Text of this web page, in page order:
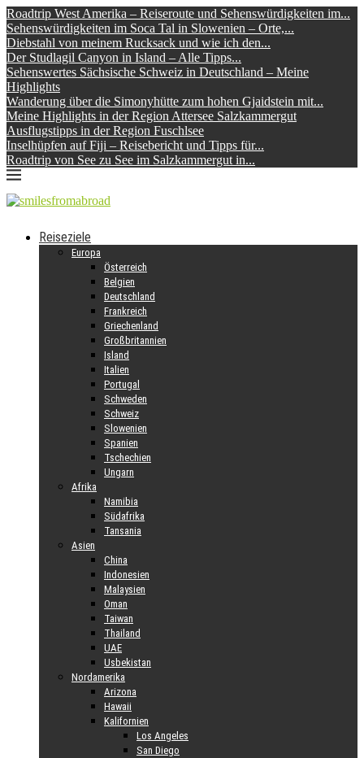
Roadtrip West Amerika – Reiseroute und Sehenswürdigkeiten im...
Sehenswürdigkeiten im Soca Tal in Slowenien – Orte,...
Diebstahl von meinem Rucksack und wie ich den...
Der Studlagil Canyon in Island – Alle Tipps...
Sehenswertes Sächsische Schweiz in Deutschland – Meine
Highlights
Wanderung über die Simonyhütte zum hohen Gjaidstein mit...
Meine Highlights in der Region Attersee Salzkammergut
Ausflugstipps in der Region Fuschlsee
Inselhüpfen auf Fiji – Reisebericht und Tipps für...
Roadtrip von See zu See im Salzkammergut in...
Reiseziele
Europa
Österreich
Belgien
Deutschland
Frankreich
Griechenland
Großbritannien
Island
Italien
Portugal
Schweden
Schweiz
Slowenien
Spanien
Tschechien
Ungarn
Afrika
Namibia
Südafrika
Tansania
Asien
China
Indonesien
Malaysien
Oman
Taiwan
Thailand
UAE
Usbekistan
Nordamerika
Arizona
Hawaii
Kalifornien
Los Angeles
San Diego